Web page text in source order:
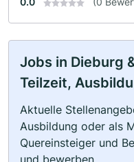
Jobs in Dieburg
Teilzeit,
Aktuelle
Ausbildung oder als
Quereinsteiger und
und bewerben.